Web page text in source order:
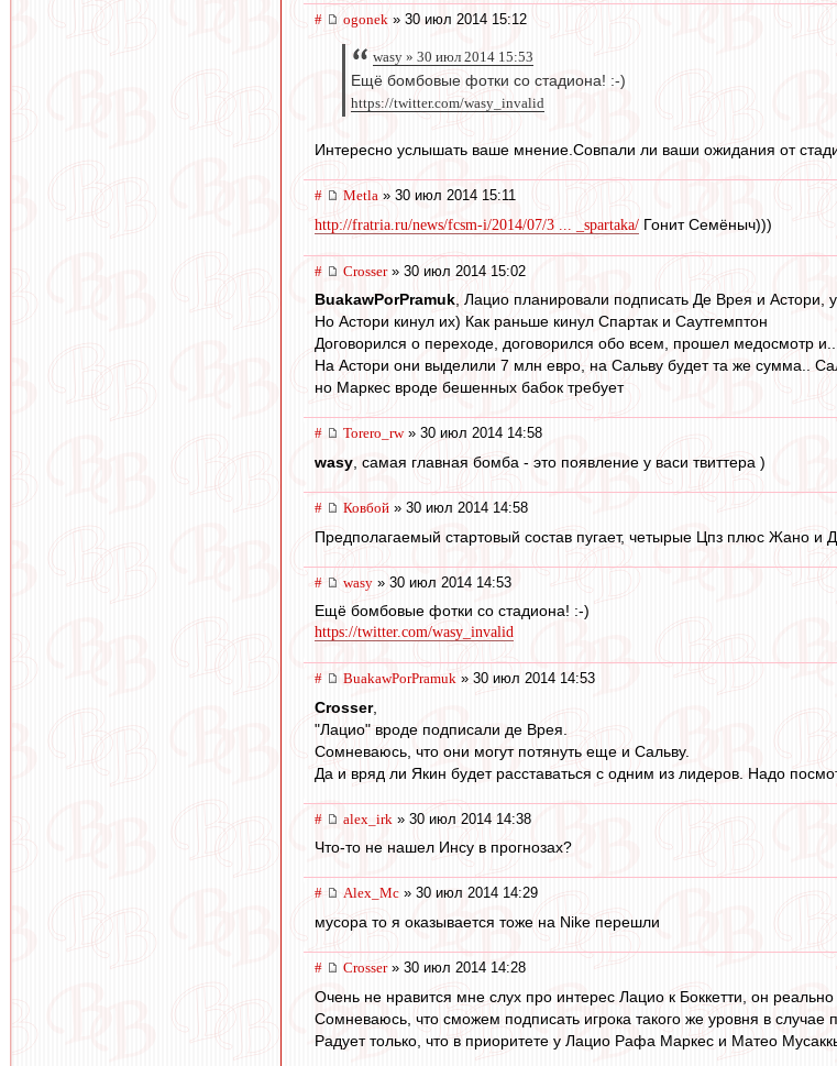
# ogonek » 30 июл 2014 15:12
wasy » 30 июл 2014 15:53
Ещё бомбовые фотки со стадиона! :-)
https://twitter.com/wasy_invalid
Интересно услышать ваше мнение.Совпали ли ваши ожидания от
# Metla » 30 июл 2014 15:11
http://fratria.ru/news/fcsm-i/2014/07/3 ... _spartaka/ Гонит Семёныч)))
# Crosser» 30 июл 2014 15:02
BuakawPorPramuk, Лацио планировали подписать Де Врея и
Но Астори кинул их) Как раньше кинул Спартак и Саутгемптон
Договорился о переходе, договорился обо всем, прошел медосмотр
На Астори они выделили 7 млн евро, на Сальву будет та же сумма..
но Маркес вроде бешенных бабок требует
# Torero_rw» 30 июл 2014 14:58
wasy , самая главная бомба - это появление у васи твиттера )
# Ковбой » 30 июл 2014 14:58
Предполагаемый стартовый состав пугает, четырые Цпз плюс Жано и
# wasy » 30 июл 2014 14:53
Ещё бомбовые фотки со стадиона! :-)
https://twitter.com/wasy_invalid
# BuakawPorPramuk » 30 июл 2014 14:53
Crosser,
"Лацио" вроде подписали де Врея.
Сомневаюсь, что они могут потянуть еще и Сальву.
Да и вряд ли Якин будет расставаться с одним из лидеров. Надо
# alex_irk » 30 июл 2014 14:38
Что-то не нашел Инсу в прогнозах?
# Alex_Mc » 30 июл 2014 14:29
мусора то я оказывается тоже на Nike перешли
# Crosser» 30 июл 2014 14:28
Очень не нравится мне слух про интерес Лацио к Боккетти, он реально
Сомневаюсь, что сможем подписать игрока такого же уровня в случае
Радует только, что в приоритете у Лацио Рафа Маркес и Матео